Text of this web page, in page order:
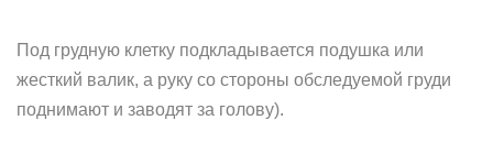
Под грудную клетку подкладывается подушка или
жесткий валик, а руку со стороны обследуемой груди
поднимают и заводят за голову).